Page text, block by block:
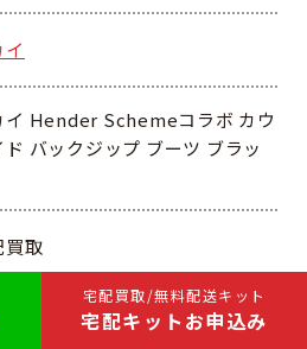
宅配買取/無料配送キット
宅配キットお申込み
イ
イ Hender Schemeコラボ カウ
ド バックジップ ブーツ ブラッ
買取